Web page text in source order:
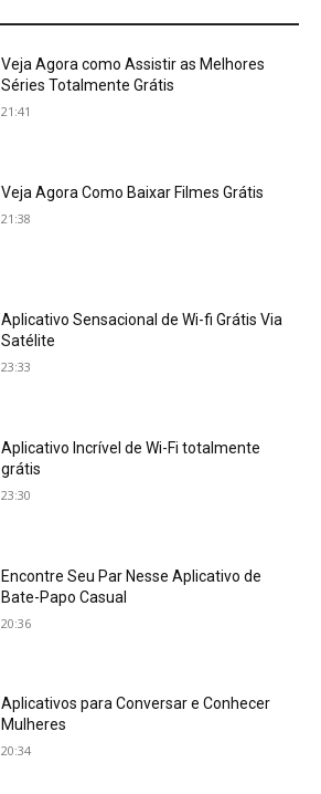
Veja Agora como Assistir as Melhores
Séries Totalmente Grátis
21:41
Veja Agora Como Baixar Filmes Grátis
21:38
Aplicativo Sensacional de Wi-fi Grátis Via
Satélite
23:33
Aplicativo Incrível de Wi-Fi totalmente
grátis
23:30
Encontre Seu Par Nesse Aplicativo de
Bate-Papo Casual
20:36
Aplicativos para Conversar e Conhecer
Mulheres
20:34